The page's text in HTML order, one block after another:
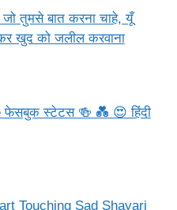
तुमसे बात करना चाहे, यूँ
खुद को जलील करवाना
फेसबुक स्टेटस 🍻 💑 😍 हिंदी
Touching Sad Shayari